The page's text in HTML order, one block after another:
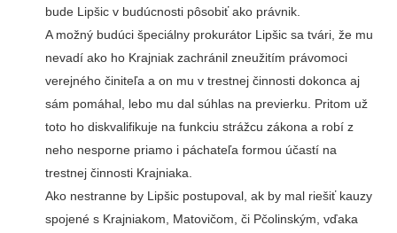
bude Lipšic v budúcnosti pôsobiť ako právnik.
A možný budúci špeciálny prokurátor Lipšic sa tvári, že mu
nevadí ako ho Krajniak zachránil zneužitím právomoci
verejného činiteľa a on mu v trestnej činnosti dokonca aj
sám pomáhal, lebo mu dal súhlas na previerku. Pritom už
toto ho diskvalifikuje na funkciu strážcu zákona a robí z
neho nesporne priamo i páchateľa formou účastí na
trestnej činnosti Krajniaka.
Ako nestranne by Lipšic postupoval, ak by mal riešiť kauzy
spojené s Krajniakom, Matovičom, či Pčolinským, vďaka